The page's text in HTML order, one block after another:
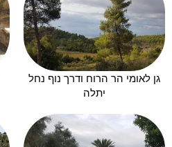
גן לאומי הר הרוח ודרך נוף נחל
יתלה